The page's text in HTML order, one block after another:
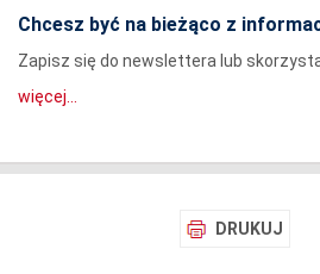
Chcesz być na bieżąco z
Zapisz się do newslettera lub
więcej...
DRUKUJ